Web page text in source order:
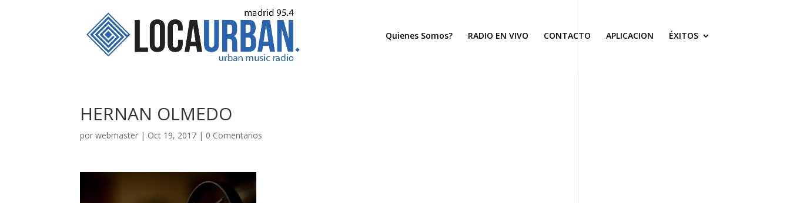
Quienes Somos? RADIO EN VIVO CONTACTO APLICACION ÉXITOS
HERNAN OLMEDO
por webmaster | Oct 19, 2017 | 0 Comentarios